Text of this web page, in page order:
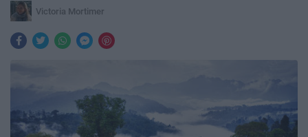
Victoria Mortimer